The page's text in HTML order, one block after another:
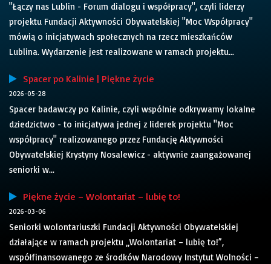
"Łączy nas Lublin - Forum dialogu i współpracy", czyli liderzy
projektu Fundacji Aktywności Obywatelskiej "Moc Współpracy"
mówią o inicjatywach społecznych na rzecz mieszkańców
Lublina. Wydarzenie jest realizowane w ramach projektu...
Spacer po Kalinie | Piękne życie
2026-05-28
Spacer badawczy po Kalinie, czyli wspólnie odkrywamy lokalne
dziedzictwo - to inicjatywa jednej z liderek projektu "Moc
współpracy" realizowanego przez Fundację Aktywności
Obywatelskiej Krystyny Nosalewicz - aktywnie zaangażowanej
seniorki w...
Piękne życie – Wolontariat – lubię to!
2026-03-06
Seniorki wolontariuszki Fundacji Aktywności Obywatelskiej
działające w ramach projektu „Wolontariat – lubię to!”,
współfinansowanego ze środków Narodowy Instytut Wolności –